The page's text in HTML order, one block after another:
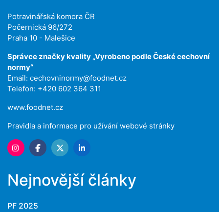
Potravinářská komora ČR
Počernická 96/272
Praha 10 - Malešice
Správce značky kvality „Vyrobeno podle České cechovní
normy“
Email: cechovninormy@foodnet.cz
Telefon: +420 602 364 311
www.foodnet.cz
Pravidla a informace pro užívání webové stránky
Nejnovější články
PF 2025